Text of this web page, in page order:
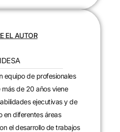
EL AUTOR
IDESA
equipo de profesionales
de 20 años viene
ejecutivas y de
en diferentes áreas
el desarrollo de trabajos